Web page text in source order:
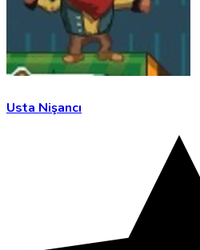
Usta Nişancı